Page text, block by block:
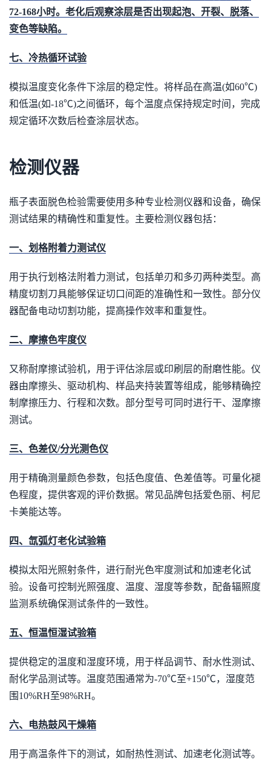
72-168小时。老化后观察涂层是否出现起泡、开裂、脱落、
变色等缺陷。
七、冷热循环试验
模拟温度变化条件下涂层的稳定性。将样品在高温(如60℃)
和低温(如-18℃)之间循环，每个温度点保持规定时间，完成
规定循环次数后检查涂层状态。
检测仪器
瓶子表面脱色检验需要使用多种专业检测仪器和设备，确保
测试结果的精确性和重复性。主要检测仪器包括：
一、划格附着力测试仪
用于执行划格法附着力测试，包括单刃和多刃两种类型。高
精度切割刀具能够保证切口间距的准确性和一致性。部分仪
器配备电动切割功能，提高操作效率和重复性。
二、摩擦色牢度仪
又称耐摩擦试验机，用于评估涂层或印刷层的耐磨性能。仪
器由摩擦头、驱动机构、样品夹持装置等组成，能够精确控
制摩擦压力、行程和次数。部分型号可同时进行干、湿摩擦
测试。
三、色差仪/分光测色仪
用于精确测量颜色参数，包括色度值、色差值等。可量化褪
色程度，提供客观的评价数据。常见品牌包括爱色丽、柯尼
卡美能达等。
四、氙弧灯老化试验箱
模拟太阳光照射条件，进行耐光色牢度测试和加速老化试
验。设备可控制光照强度、温度、湿度等参数，配备辐照度
监测系统确保测试条件的一致性。
五、恒温恒湿试验箱
提供稳定的温度和湿度环境，用于样品调节、耐水性测试、
耐化学品测试等。温度范围通常为-70℃至+150℃，湿度范
围10%RH至98%RH。
六、电热鼓风干燥箱
用于高温条件下的测试，如耐热性测试、加速老化测试等。